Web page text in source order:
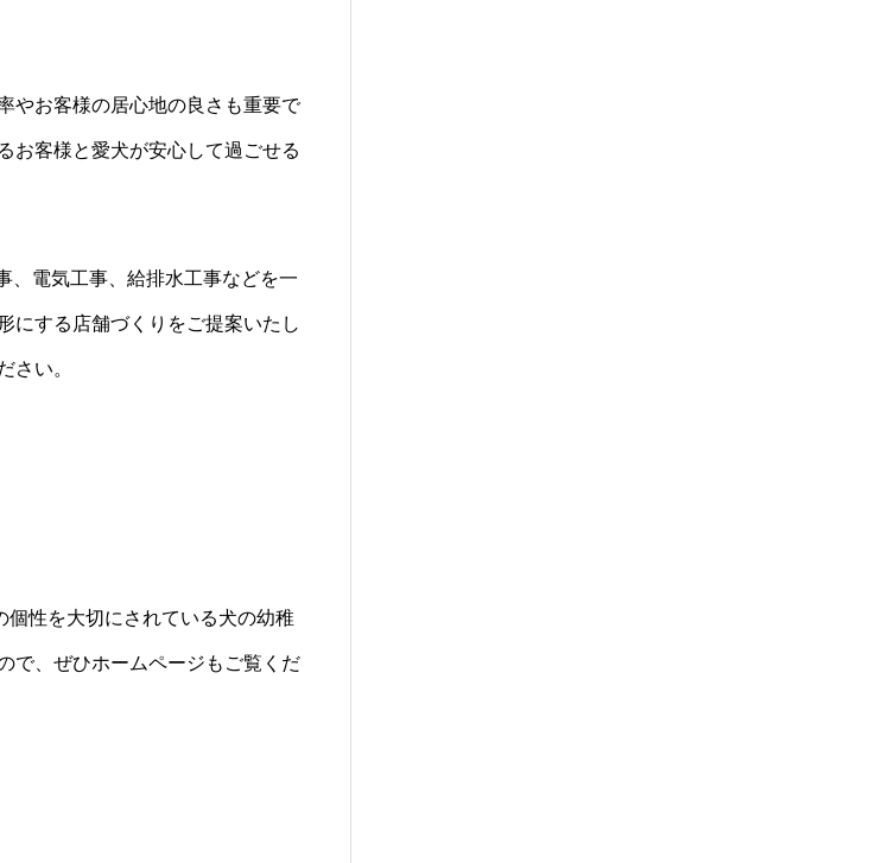
やお客様の居心地の良さも重要で
お客様と愛犬が安心して過ごせる
、電気工事、給排水工事などを一
にする店舗づくりをご提案いたし
さい。
性を大切にされている犬の幼稚
で、ぜひホームページもご覧くだ